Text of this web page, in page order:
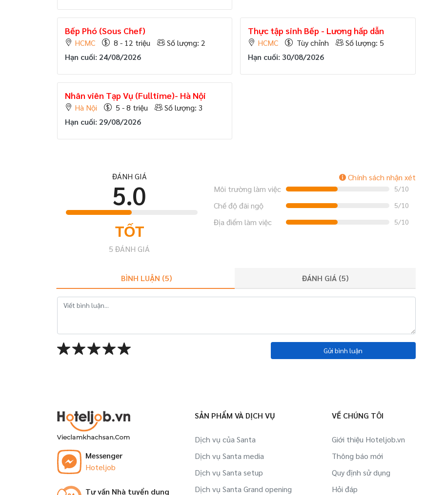
Bếp Phó (Sous Chef)
HCMC 8 - 12 triệu
Số lượng: 2
Hạn cuối: 24/08/2026
Thực tập sinh Bếp - Lương hấp dẫn
HCMC Tùy chỉnh
Số lượng: 5
Hạn cuối: 30/08/2026
Nhân viên Tạp Vụ (Fulltime)- Hà Nội
Hà Nội 5 - 8 triệu
Số lượng: 3
Hạn cuối: 29/08/2026
ĐÁNH GIÁ
5.0
TỐT
5 ĐÁNH GIÁ
Chính sách nhận xét
Môi trường làm việc
5/10
Chế độ đãi ngộ 5/10
Địa điểm làm việc 5/10
BÌNH LUẬN (5) ĐÁNH GIÁ (5)
Gửi bình luận
Messenger
Hoteljob
Tư vấn Nhà tuyển dụng
SẢN PHẨM VÀ DỊCH VỤ
Dịch vụ của Santa
Dịch vụ Santa media
Dịch vụ Santa setup
Dịch vụ Santa Grand opening
VỀ CHÚNG TÔI
Giới thiệu Hoteljob.vn
Thông báo mới
Quy định sử dụng
Hỏi đáp